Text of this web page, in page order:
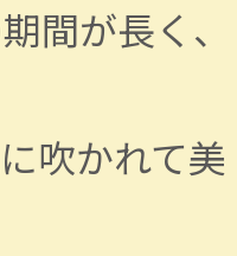
間が長く、
吹かれて美